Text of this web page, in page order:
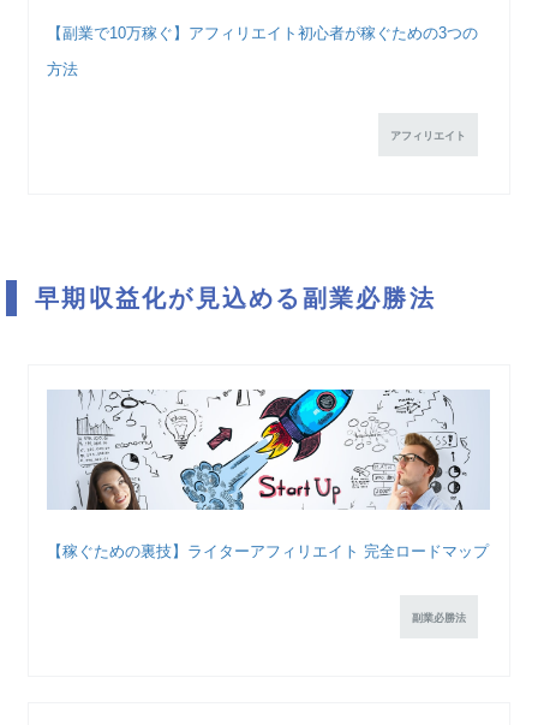
【副業で10万稼ぐ】アフィリエイト初心者が稼ぐための3つの
方法
アフィリエイト
早期収益化が見込める副業必勝法
【稼ぐための裏技】ライターアフィリエイト 完全ロードマップ
副業必勝法